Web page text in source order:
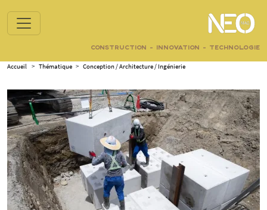
CONSTRUCTION - INNOVATION - TECHNOLOGIE
Accueil > Thématique > Conception / Architecture / Ingénierie